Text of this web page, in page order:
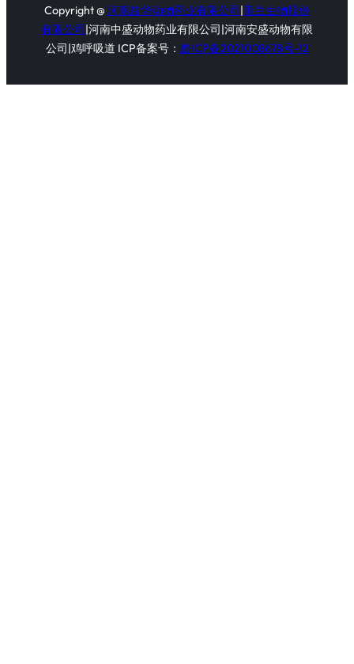
Copyright @ 河南益华动物药业有限公司|美兰生物股份
有限公司|河南中盛动物药业有限公司|河南安盛动物有限
公司|鸡呼吸道 ICP备案号： 黔ICP备2021008678号-12